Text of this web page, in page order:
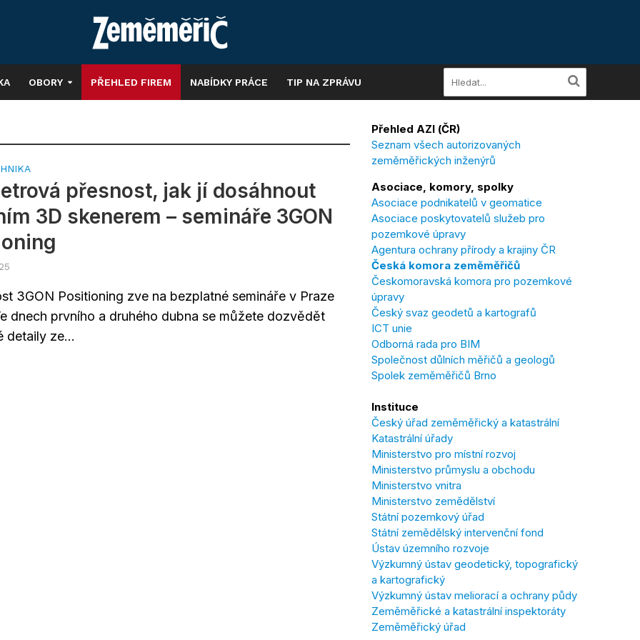
OBORY PŘEHLED FIREM NABÍDKY PRÁCE TIP NA ZPRÁVU
přesnost, jak jí dosáhnout
3D skenerem – semináře 3GON
3GON Positioning zve na bezplatné semináře v Praze
dnech prvního a druhého dubna se můžete dozvědět
detaily ze...
Přehled AZI (ČR)
Seznam všech autorizovaných
zeměměřických inženýrů
Asociace, komory, spolky
Asociace podnikatelů v geomatice
Asociace poskytovatelů služeb pro
pozemkové úpravy
Agentura ochrany přírody a krajiny ČR
Česká komora zeměměřičů
Českomoravská komora pro pozemkové
úpravy
Český svaz geodetů a kartografů
ICT unie
Odborná rada pro BIM
Společnost důlních měřičů a geologů
Spolek zeměměřičů Brno
Instituce
Český úřad zeměměřický a katastrální
Katastrální úřady
Ministerstvo pro místní rozvoj
Ministerstvo průmyslu a obchodu
Ministerstvo vnitra
Ministerstvo zemědělství
Státní pozemkový úřad
Státní zemědělský intervenční fond
Ústav územního rozvoje
Výzkumný ústav geodetický, topografický
a kartografický
Výzkumný ústav meliorací a ochrany půdy
Zeměměřické a katastrální inspektoráty
Zeměměřický úřad